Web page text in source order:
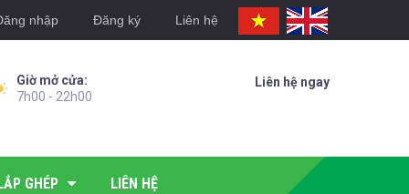
nhập Đăng ký Liên hệ
Giờ mở cửa:
7h00 - 22h00
Liên hệ ngay
GHÉP LIÊN HỆ